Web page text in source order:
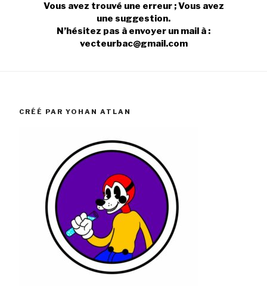
Vous avez trouvé une erreur ; Vous avez
une suggestion.
N’hésitez pas à envoyer un mail à :
vecteurbac@gmail.com
CRÉÉ PAR YOHAN ATLAN